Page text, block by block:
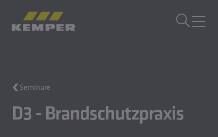
Gusstechnik
Walzprodukte
Unternehmen
DE| DE Sprachwechsler
Seminare
D3 - Brandschutzpraxis